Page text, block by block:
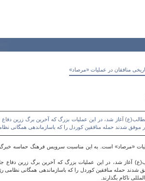
منافقان در عملیات «مرصاد»
آغاز شد، در این عملیات بزرگ که آخرین برگ زرین
موفق شدند حمله منافقین کوردل را که باسازماندهی همگانی
«مرصاد» است. به این مناسبت سرویس فرهنگ حماسه
آغاز شد، در این عملیات بزرگ که آخرین برگ زرین
شدند حمله منافقین کوردل را که باسازماندهی همگانی
ناکام بگذارند.